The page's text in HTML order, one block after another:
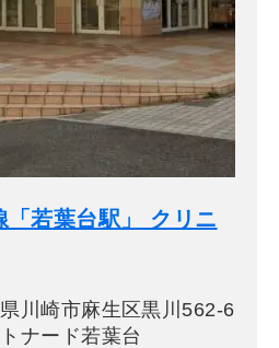
若葉台駅」 クリニ
川崎市麻生区黒川562-6
ナード若葉台